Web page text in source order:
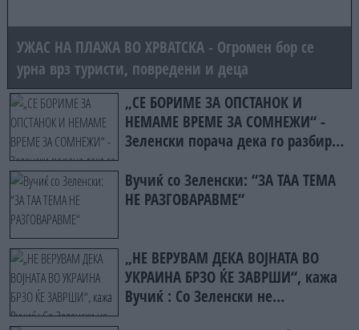
УЖАС НА ПЛАЖА ВО ХРВАТСКА - Огромен бор се
урна врз туристи, повредени и деца
„СЕ БОРИМЕ ЗА ОПСТАНОК И
НЕМАМЕ ВРЕМЕ ЗА СОМНЕЖИ“ -
Зеленски порача дека го разбира
Вучиќ со Зеленски: “ЗА ТАА ТЕМА
НЕ РАЗГОВАРАВМЕ“
„НЕ ВЕРУВАМ ДЕКА ВОЈНАТА ВО
УКРАИНА БРЗО ЌЕ ЗАВРШИ“, кажа
Вучиќ : Со Зеленски не